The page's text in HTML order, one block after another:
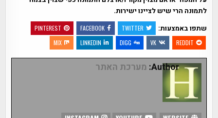
לתמונה הרי שיש לציינו ישירות.
שתפו באמצעות:
TWITTER
FACEBOOK
PINTEREST
REDDIT
VK
DIGG
LINKEDIN
MIX
Author: מערכת האתר